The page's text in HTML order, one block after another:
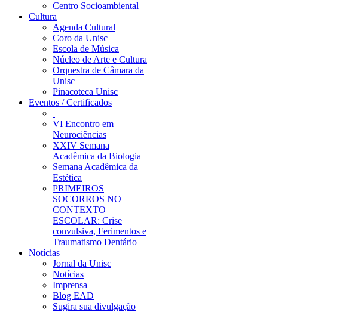
Centro Socioambiental
Cultura
Agenda Cultural
Coro da Unisc
Escola de Música
Núcleo de Arte e Cultura
Orquestra de Câmara da
Unisc
Pinacoteca Unisc
Eventos / Certificados
VI Encontro em
Neurociências
XXIV Semana
Acadêmica da Biologia
Semana Acadêmica da
Estética
PRIMEIROS
SOCORROS NO
CONTEXTO
ESCOLAR: Crise
convulsiva, Ferimentos e
Traumatismo Dentário
Notícias
Jornal da Unisc
Notícias
Imprensa
Blog EAD
Sugira sua divulgação